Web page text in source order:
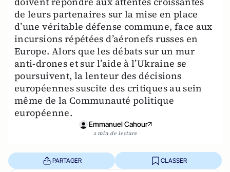
de leurs partenaires sur la mise en place
d’une véritable défense commune, face aux
incursions répétées d’aéronefs russes en
Europe. Alors que les débats sur un mur
anti-drones et sur l’aide à l’Ukraine se
poursuivent, la lenteur des décisions
européennes suscite des critiques au sein
même de la Communauté politique
européenne.
Emmanuel Cahour
2 min de lecture
PARTAGER CLASSER